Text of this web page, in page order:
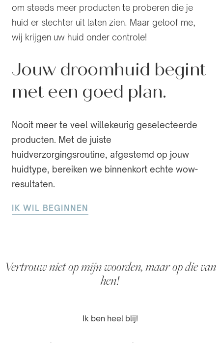
om steeds meer producten te proberen die je
huid er slechter uit laten zien. Maar geloof me,
wij krijgen uw huid onder controle!
Jouw droomhuid begint
met een goed plan.
Nooit meer te veel willekeurig geselecteerde
producten. Met de juiste
huidverzorgingsroutine, afgestemd op jouw
huidtype, bereiken we binnenkort echte wow-
resultaten.
IK WIL BEGINNEN
Vertrouw niet op mijn woorden, maar op die van
hen!
Ik ben heel blij!